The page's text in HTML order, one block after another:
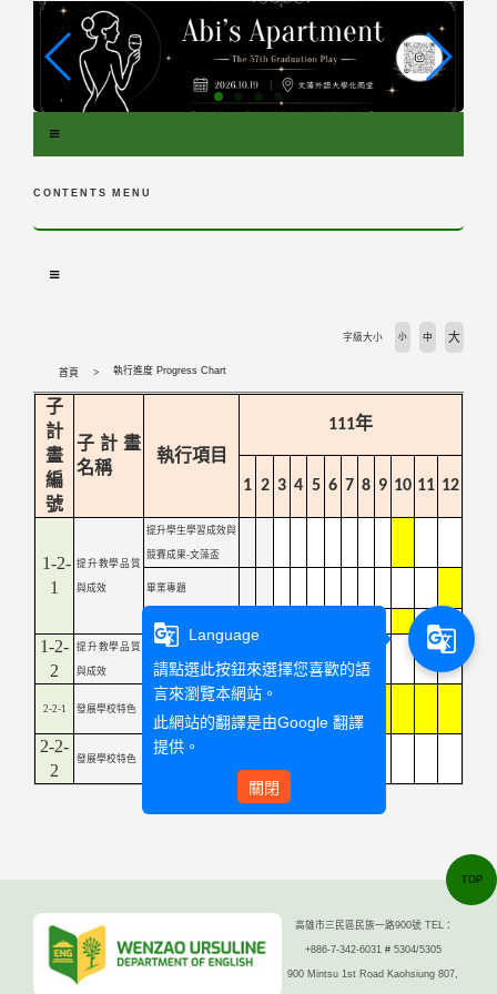
CONTENTS MENU
首頁 執行進度 Progress Chart
字級大小 小 中 大
子
計
畫
編
號
子計畫
名稱
執行項目
111年
1 2 3 4 5 6 7 8 9 10 11 12
1-2-
1
提升教學品質
與成效
提升學生學習成效與
競賽成果-文藻盃
畢業專題
畢業公演
1-2-
2
提升教學品質
與成效
專業證照課程/講座
(航空英文)
2-2-1 發展學校特色
2-2-
2
發展學校特色
高雄市三民區民族一路900號 TEL：
+886-7-342-6031 # 5304/5305
900 Mintsu 1st Road Kaohsiung 807,
TOP
g_translate
Language
請點選此按鈕來選擇您喜歡的語
言來瀏覽本網站。
此網站的翻譯是由Google 翻譯
提供。
關閉
g_translate